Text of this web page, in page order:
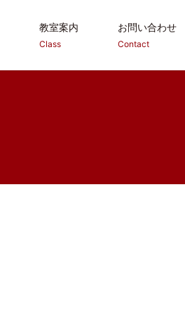
教室案内
Class
お問い合わせ
Contact